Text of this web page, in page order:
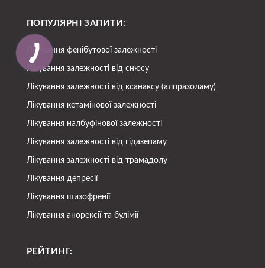
ПОПУЛЯРНІ ЗАПИТИ:
Лікування фенібутової залежності
Лікування залежності від снюсу
Лікування залежності від ксанаксу (алпразоламу)
Лікування кетамінової залежності
Лікування налбуфінової залежності
Лікування залежності від гідазепаму
Лікування залежності від трамадолу
Лікування депресії
Лікування шизофренії
Лікування анорексії та булімії
РЕЙТИНГ: